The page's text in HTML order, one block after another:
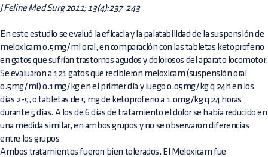
J Feline Med Surg 2011; 13(4):237-243
En este estudio se evaluó la eficacia y la palatabilidad de la suspensión de
meloxicam 0.5mg/ml oral, en comparación con las tabletas ketoprofeno
en gatos que sufrían trastornos agudos y dolorosos del aparato locomotor.
Se evaluaron a 121 gatos que recibieron meloxicam (suspensión oral
0.5mg/ml) 0.1mg/kg en el primer día y luego 0.05mg/kg q 24h en los
días 2-5, o tabletas de 5 mg de ketoprofeno a 1.0mg/kg q 24 horas
durante 5 días. A los de 6 días de tratamiento el dolor se había reducido en
una medida similar, en ambos grupos y no se observaron diferencias
entre los grupos
Ambos tratamientos fueron bien tolerados. El Meloxicam fue